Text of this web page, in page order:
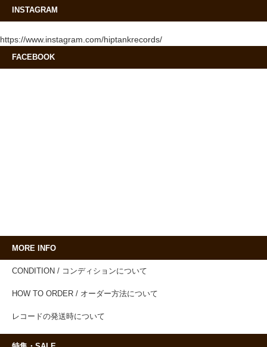
INSTAGRAM
https://www.instagram.com/hiptankrecords/
FACEBOOK
MORE INFO
CONDITION / コンディションについて
HOW TO ORDER / オーダー方法について
レコードの発送時について